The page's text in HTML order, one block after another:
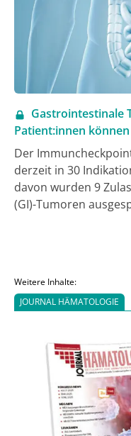
Gastrointestinale
Patient:innen
Der
derzeit in 30
davon wurden 9
(GI)-Tumoren
aufweisen und
Weitere Inhalte:
JOURNAL HÄMATOLOGIE